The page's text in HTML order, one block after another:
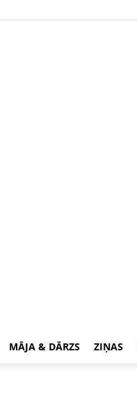
MĀJA & DĀRZS ZIŅAS